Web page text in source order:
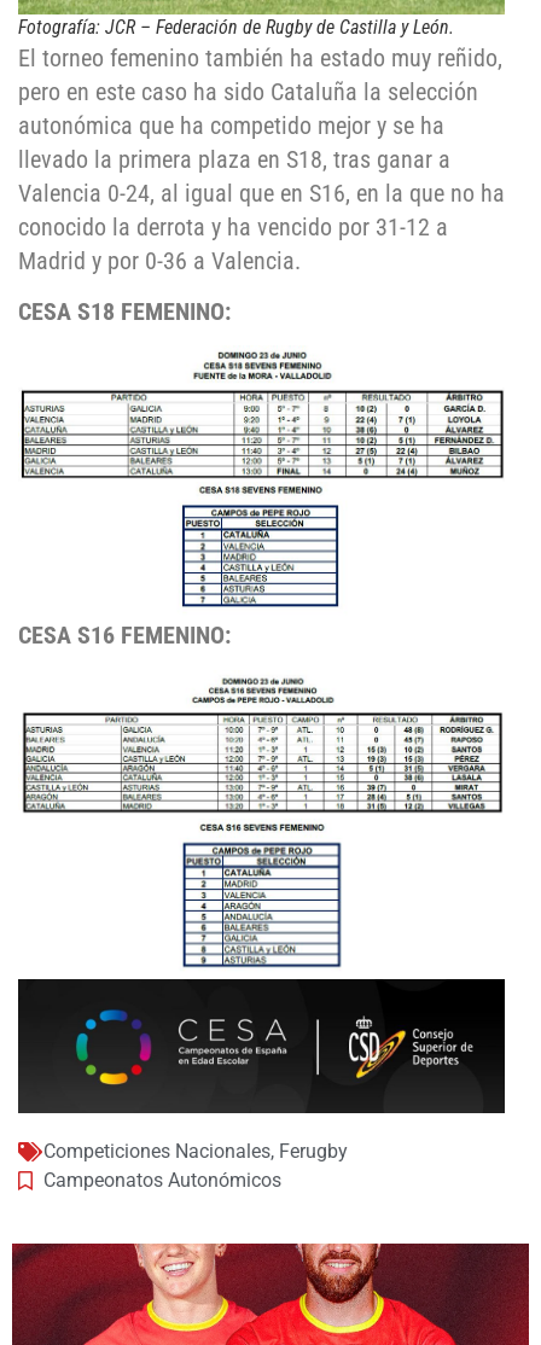
Fotografía: JCR – Federación de Rugby de Castilla y León.
El torneo femenino también ha estado muy reñido,
pero en este caso ha sido Cataluña la selección
autonómica que ha competido mejor y se ha
llevado la primera plaza en S18, tras ganar a
Valencia 0-24, al igual que en S16, en la que no ha
conocido la derrota y ha vencido por 31-12 a
Madrid y por 0-36 a Valencia.
CESA S18 FEMENINO:
CESA S16 FEMENINO:
Competiciones Nacionales, Ferugby
Campeonatos Autonómicos